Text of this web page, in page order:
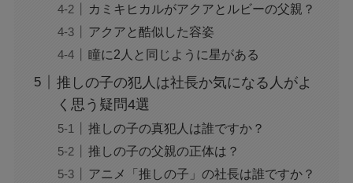
カミキヒカルがアクアとルビーの父親？
アクアと酷似した容姿
瞳に2人と同じように星がある
推しの子の犯人は社長か気になる人がよ
く思う疑問4選
推しの子の真犯人は誰ですか？
推しの子の父親の正体は？
アニメ「推しの子」の社長は誰ですか？